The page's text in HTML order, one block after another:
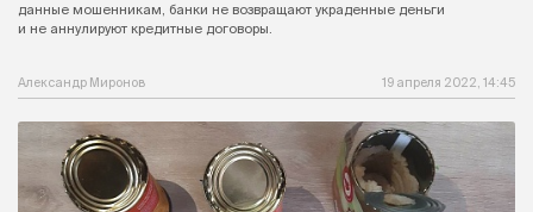
данные мошенникам, банки не возвращают украденные деньги
и не аннулируют кредитные договоры.
Александр Миронов 19 апреля 2022, 14:45